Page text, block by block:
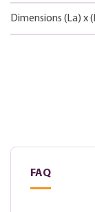
Dimensions (La) x
FAQ